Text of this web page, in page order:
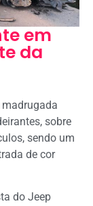
em
da
sobre
sendo um
de cor
do Jeep